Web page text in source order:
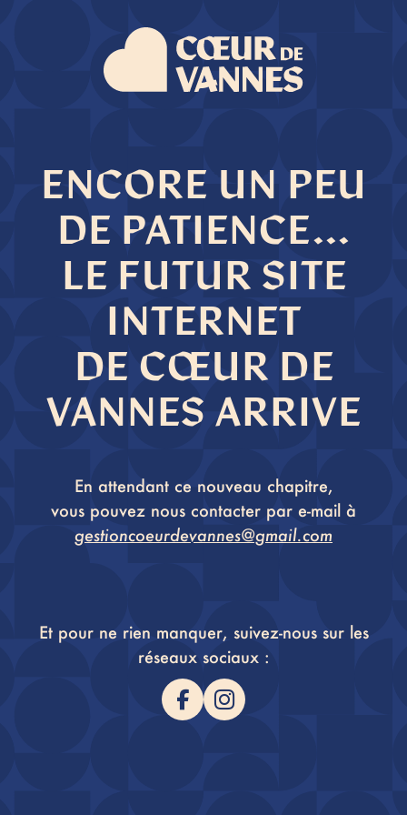
ENCORE UN PEU
DE PATIENCE...
LE FUTUR SITE
INTERNET
DE CŒUR DE
VANNES ARRIVE
En attendant ce nouveau chapitre,
vous pouvez nous contacter par e-mail à
gestioncoeurdevannes@gmail.com
Et pour ne rien manquer, suivez-nous sur les
réseaux sociaux :